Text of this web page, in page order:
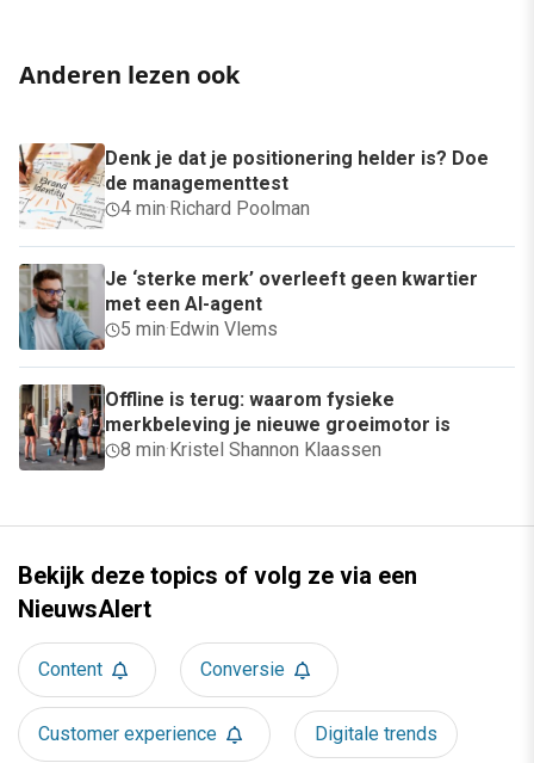
Anderen lezen ook
Denk je dat je positionering helder is? Doe
de managementtest
4 min· Richard Poolman
Je ‘sterke merk’ overleeft geen kwartier
met een AI-agent
5 min· Edwin Vlems
Offline is terug: waarom fysieke
merkbeleving je nieuwe groeimotor is
8 min· Kristel Shannon Klaassen
Bekijk deze topics of volg ze via een
NieuwsAlert
Content Conversie
Customer experience Digitale trends